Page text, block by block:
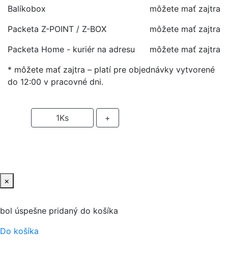
Balíkobox
môžete mať zajtra
Packeta Z-POINT / Z-BOX
môžete mať zajtra
Packeta Home - kuriér na adresu
môžete mať zajtra
* môžete mať zajtra – platí pre objednávky vytvorené
do 12:00 v pracovné dni.
1Ks +
×
bol úspešne pridaný do košíka
Do košíka